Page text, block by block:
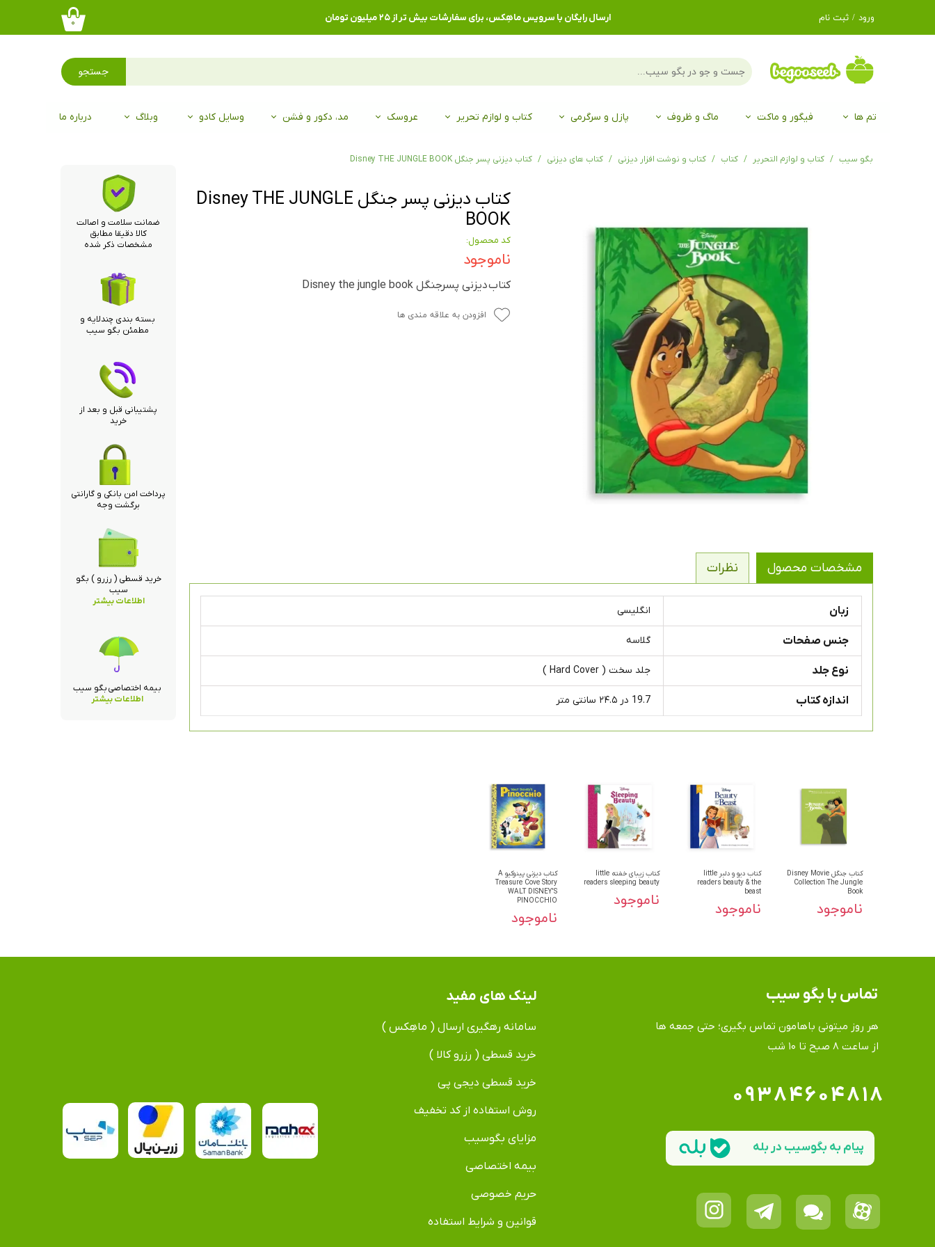
۰ ورود / ثبت نام
حساب کاربری من
تغییر گذر واژه
خروج از حساب
ارسال رایگان با سرویس ماهِکس، برای سفارشات بیش تر از ۲۵ میلیون تومان
جستجو
تم ها فیگور و ماکت ماگ و ظروف پازل و سرگرمی کتاب و لوازم تحریر عروسک مد، دکور و فشن وسایل کادو وبلاگ درباره ما
بگو سیب کتاب و لوازم التحریر کتاب کتاب و نوشت افزار دیزنی کتاب های دیزنی کتاب دیزنی پسر جنگل Disney THE JUNGLE BOOK
کتاب دیزنی پسر جنگل Disney THE JUNGLE
BOOK
کد محصول:
ناموجود
کتاب دیزنی پسرجنگل Disney the jungle book
افزودن به علاقه مندی ها
مشخصات محصول نظرات
زبان انگلیسی
جنس صفحات گلاسه
نوع جلد جلد سخت ( Hard Cover )
اندازه کتاب 19.7 در ۲۴.۵ سانتی متر
کتاب جنگل Disney Movie
Collection The Jungle
Book
ناموجود
کتاب دیو و دلبر little
readers beauty & the
beast
ناموجود
کتاب زیبای خفته little
readers sleeping beauty
ناموجود
کتاب دیزنی پینوکیو A
Treasure Cove Story
WALT DISNEY'S
PINOCCHIO
ناموجود
ضمانت سلامت و اصالت
کالا دقیقا مطابق
مشخصات ذکر شده
بسته بندی چندلایه و
مطمئن بگو سیب
پشتیبانی قبل و بعد از
خرید
خرید قسطی ( رزرو ) بگو
سیب
اطلاعات بیشتر
پرداخت امن بانکی و گارانتی
برگشت وجه
بیمه اختصاصی بگو سیب
اطلاعات بیشتر
هر روز میتونی باهامون تماس بگیری؛ حتی جمعه ها
​​​​​​​از ساعت ۸ صبح تا ۱۰ شب
تماس​​​​​​​ با بگو سیب لینک های مفید
سامانه رهگیری ارسال ( ماهِکس )
خرید قسطی ( رزرو کالا )
خرید قسطی دیجی پی
روش استفاده از کد تخفیف
مزایای بگوسیب
بیمه اختصاصی
حریم خصوصی
قوانین و شرایط استفاده
۰۹۳۸۴۶۰۴۸۱۸
پیام به بگوسیب در بله